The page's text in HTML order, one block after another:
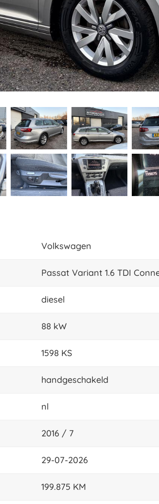
Volkswagen
Passat Variant 1.6 TDI
diesel
88 kW
1598 KS
handgeschakeld
nl
2016 / 7
29-07-2026
199.875 KM